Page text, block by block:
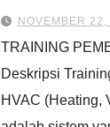
NOVEMBER
TRAINING
Deskripsi
HVAC (Heating,